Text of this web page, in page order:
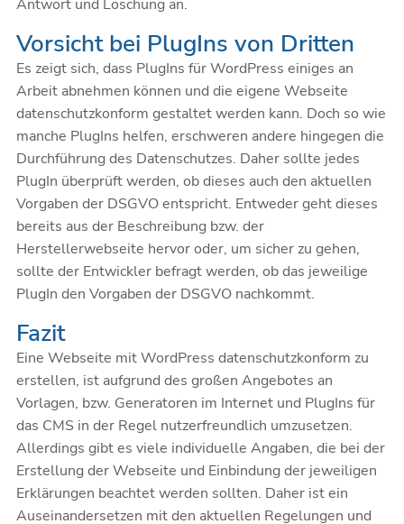
Antwort und Löschung an.
Vorsicht bei PlugIns von Dritten
Es zeigt sich, dass PlugIns für WordPress einiges an
Arbeit abnehmen können und die eigene Webseite
datenschutzkonform gestaltet werden kann. Doch so wie
manche PlugIns helfen, erschweren andere hingegen die
Durchführung des Datenschutzes. Daher sollte jedes
PlugIn überprüft werden, ob dieses auch den aktuellen
Vorgaben der DSGVO entspricht. Entweder geht dieses
bereits aus der Beschreibung bzw. der
Herstellerwebseite hervor oder, um sicher zu gehen,
sollte der Entwickler befragt werden, ob das jeweilige
PlugIn den Vorgaben der DSGVO nachkommt.
Fazit
Eine Webseite mit WordPress datenschutzkonform zu
erstellen, ist aufgrund des großen Angebotes an
Vorlagen, bzw. Generatoren im Internet und PlugIns für
das CMS in der Regel nutzerfreundlich umzusetzen.
Allerdings gibt es viele individuelle Angaben, die bei der
Erstellung der Webseite und Einbindung der jeweiligen
Erklärungen beachtet werden sollten. Daher ist ein
Auseinandersetzen mit den aktuellen Regelungen und